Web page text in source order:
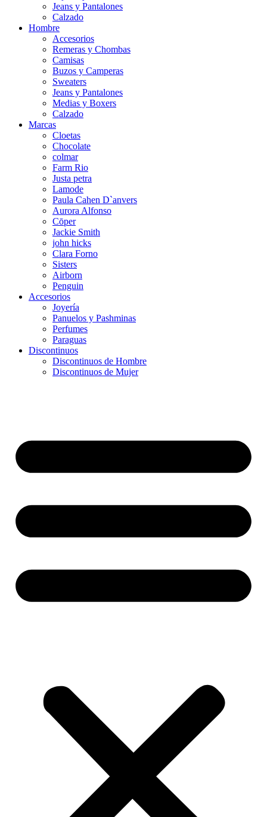
Jeans y Pantalones
Calzado
Hombre
Accesorios
Remeras y Chombas
Camisas
Buzos y Camperas
Sweaters
Jeans y Pantalones
Medias y Boxers
Calzado
Marcas
Cloetas
Chocolate
colmar
Farm Rio
Justa petra
Lamode
Paula Cahen D`anvers
Aurora Alfonso
Cōper
Jackie Smith
john hicks
Clara Forno
Sisters
Airborn
Penguin
Accesorios
Joyería
Panuelos y Pashminas
Perfumes
Paraguas
Discontinuos
Discontinuos de Hombre
Discontinuos de Mujer